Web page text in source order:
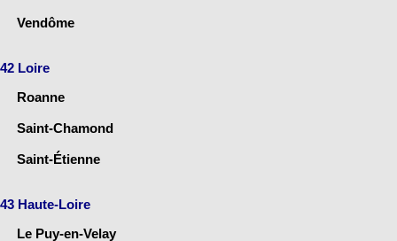
Vendôme
42 Loire
Roanne
Saint-Chamond
Saint-Étienne
43 Haute-Loire
Le Puy-en-Velay